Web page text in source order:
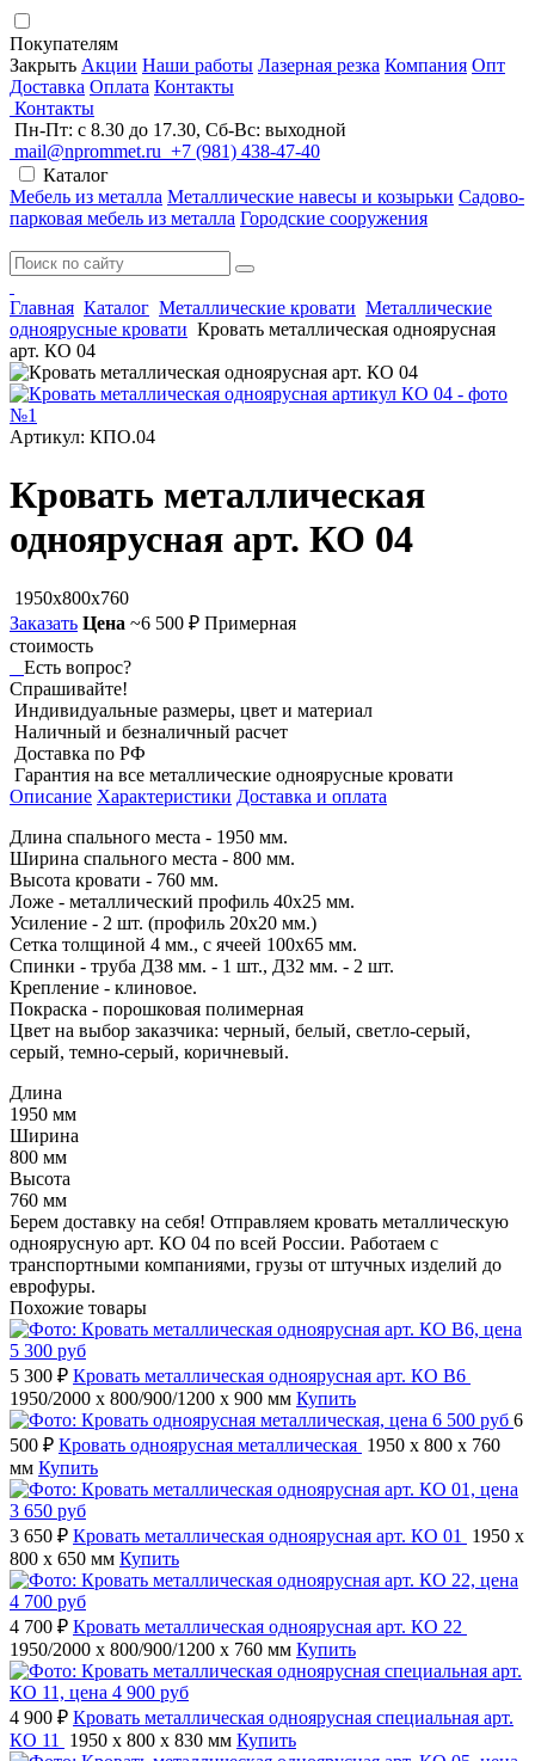
Покупателям
Закрыть Акции Наши работы Лазерная резка Компания Опт
Доставка Оплата Контакты
Контакты
Пн-Пт: с 8.30 до 17.30, Сб-Вс: выходной
mail@nprommet.ru +7 (981) 438-47-40
Каталог
Мебель из металла Металлические навесы и козырьки Садово-
парковая мебель из металла Городские сооружения
Главная Каталог Металлические кровати Металлические
одноярусные кровати Кровать металлическая одноярусная
арт. КО 04
Артикул: КПО.04
Кровать металлическая
одноярусная арт. КО 04
1950x800x760
Заказать Цена ~6 500 ₽ Примерная
стоимость
Есть вопрос?
Спрашивайте!
Индивидуальные размеры, цвет и материал
Наличный и безналичный расчет
Доставка по РФ
Гарантия на все металлические одноярусные кровати
Описание Характеристики Доставка и оплата
Длина спального места - 1950 мм.
Ширина спального места - 800 мм.
Высота кровати - 760 мм.
Ложе - металлический профиль 40х25 мм.
Усиление - 2 шт. (профиль 20х20 мм.)
Сетка толщиной 4 мм., с ячеей 100х65 мм.
Спинки - труба Д38 мм. - 1 шт., Д32 мм. - 2 шт.
Крепление - клиновое.
Покраска - порошковая полимерная
Цвет на выбор заказчика: черный, белый, светло-серый,
серый, темно-серый, коричневый.
Длина
1950 мм
Ширина
800 мм
Высота
760 мм
Берем доставку на себя! Отправляем кровать металлическую
одноярусную арт. КО 04 по всей России. Работаем с
транспортными компаниями, грузы от штучных изделий до
еврофуры.
Похожие товары
5 300 ₽ Кровать металлическая одноярусная арт. КО В6
1950/2000 x 800/900/1200 x 900 мм Купить
6
500 ₽ Кровать одноярусная металлическая 1950 x 800 x 760
мм Купить
3 650 ₽ Кровать металлическая одноярусная арт. КО 01
1950 x
800 x 650 мм Купить
4 700 ₽ Кровать металлическая одноярусная арт. КО 22
1950/2000 x 800/900/1200 x 760 мм Купить
4 900 ₽ Кровать металлическая одноярусная специальная арт.
КО 11
1950 x 800 x 830 мм Купить